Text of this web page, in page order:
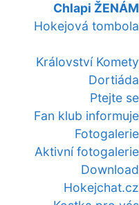
Chlapi ŽENÁM
Hokejová tombola
Království Komety
Dortiáda
Ptejte se
Fan klub informuje
Fotogalerie
Aktivní fotogalerie
Download
Hokejchat.cz